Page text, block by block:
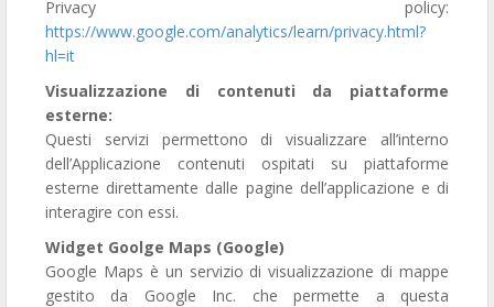
Privacy policy:
https://www.google.com/analytics/learn/privacy.html?
hl=it
Visualizzazione di contenuti da piattaforme
esterne:
Questi servizi permettono di visualizzare all’interno
dell’Applicazione contenuti ospitati su piattaforme
esterne direttamente dalle pagine dell’applicazione e di
interagire con essi.
Widget Goolge Maps (Google)
Google Maps è un servizio di visualizzazione di mappe
gestito da Google Inc. che permette a questa